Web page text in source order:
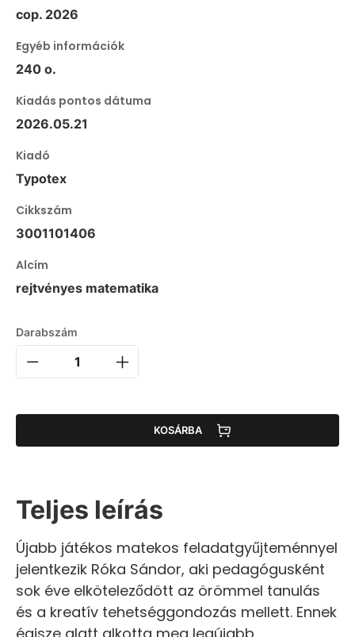
cop. 2026
Egyéb információk
240 o.
Kiadás pontos dátuma
2026.05.21
Kiadó
Typotex
Cikkszám
3001101406
Alcím
rejtvényes matematika
Darabszám
KOSÁRBA
Teljes leírás
Újabb játékos matekos feladatgyűjteménnyel
jelentkezik Róka Sándor, aki pedagógusként
sok éve elköteleződött az örömmel tanulás
és a kreatív tehetséggondozás mellett. Ennek